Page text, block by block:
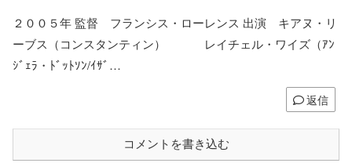
２００５年 監督 フランシス・ローレンス 出演 キアヌ・リ
ーブス（コンスタンティン） レイチェル・ワイズ（ｱﾝ
ｼﾞｪﾗ・ﾄﾞｯﾄｿﾝ/ｲｻﾞ…
返信
コメントを書き込む